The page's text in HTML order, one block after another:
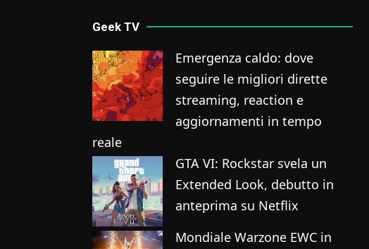
Geek TV
Emergenza caldo: dove
seguire le migliori dirette
streaming, reaction e
aggiornamenti in tempo
reale
GTA VI: Rockstar svela un
Extended Look, debutto in
anteprima su Netflix
Mondiale Warzone EWC in